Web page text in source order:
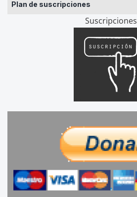
Plan de suscripciones
Suscripciones